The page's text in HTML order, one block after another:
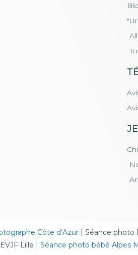
Côte d’Azur | Séance photo
Lille | Séance photo bébé Alpes